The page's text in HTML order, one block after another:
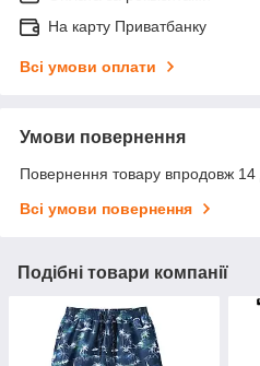
На карту Приватбанку
Всі умови оплати
Умови повернення
Повернення товару впродовж 14
Всі умови повернення
Подібні товари компанії